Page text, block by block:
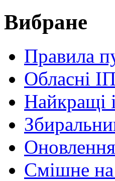
Вибране
Правила
Обласні
Найкращі
Cмішне